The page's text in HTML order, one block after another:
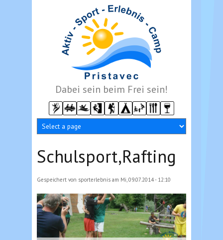
Dabei sein beim Frei sein!
Schulsport,Rafting
Gespeichert von sporterlebnis am Mi, 09.07.2014 - 12:10